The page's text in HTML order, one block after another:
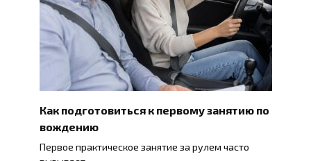
Как подготовиться к первому занятию по
вождению
Первое практическое занятие за рулем часто